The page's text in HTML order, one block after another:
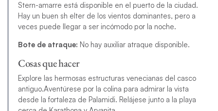
Stern-amarre está disponible en el puerto de la ciudad.
Hay un buen sh elter de los vientos dominantes, pero a
veces puede llegar a ser incómodo por la noche.
Bote de atraque: No hay auxiliar atraque disponible.
Cosas que hacer
Explore las hermosas estructuras venecianas del casco
antiguo.Aventúrese por la colina para admirar la vista
desde la fortaleza de Palamidi. Relájese junto a la playa